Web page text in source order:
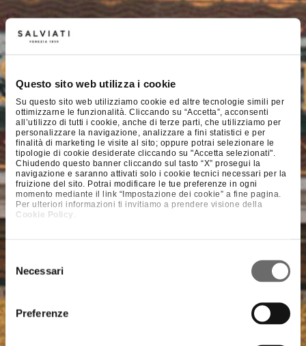
Questo sito web utilizza i cookie
Su questo sito web utilizziamo cookie ed altre tecnologie simili per
ottimizzarne le funzionalità. Cliccando su “Accetta”, acconsenti
all’utilizzo di tutti i cookie, anche di terze parti, che utilizziamo per
personalizzare la navigazione, analizzare a fini statistici e per
finalità di marketing le visite al sito; oppure potrai selezionare le
tipologie di cookie desiderate cliccando su "Accetta selezionati".
Chiudendo questo banner cliccando sul tasto “X” prosegui la
navigazione e saranno attivati solo i cookie tecnici necessari per la
fruizione del sito. Potrai modificare le tue preferenze in ogni
momento mediante il link “Impostazione dei cookie” a fine pagina.
Per ulteriori informazioni ti invitiamo a prendere visione della
Cookie Policy
Selezione
del
consenso
Necessari
Preferenze